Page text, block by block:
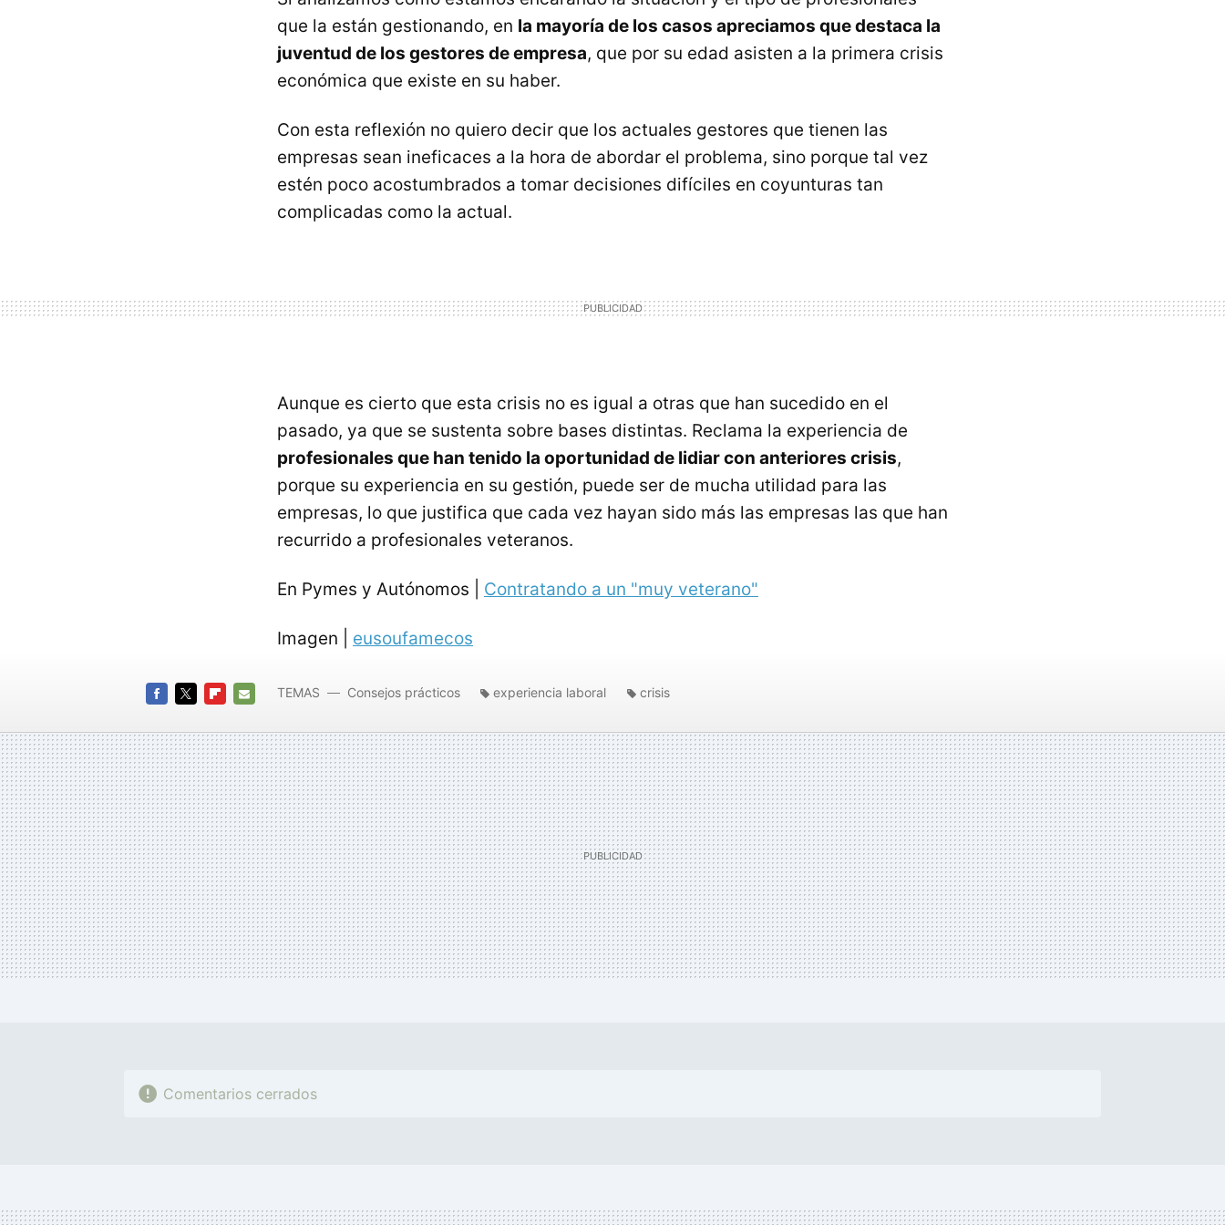
que la están gestionando, en la mayoría de los casos apreciamos que destaca la
juventud de los gestores de empresa, que por su edad asisten a la primera crisis
económica que existe en su haber.
Con esta reflexión no quiero decir que los actuales gestores que tienen las
empresas sean ineficaces a la hora de abordar el problema, sino porque tal vez
estén poco acostumbrados a tomar decisiones difíciles en coyunturas tan
complicadas como la actual.
Aunque es cierto que esta crisis no es igual a otras que han sucedido en el
pasado, ya que se sustenta sobre bases distintas. Reclama la experiencia de
profesionales que han tenido la oportunidad de lidiar con anteriores crisis,
porque su experiencia en su gestión, puede ser de mucha utilidad para las
empresas, lo que justifica que cada vez hayan sido más las empresas las que han
recurrido a profesionales veteranos.
En Pymes y Autónomos | Contratando a un "muy veterano"
Imagen | eusoufamecos
MAIL
TEMAS Consejos prácticos experiencia laboral crisis
Comentarios cerrados